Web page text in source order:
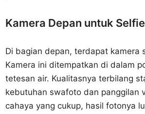
Kamera Depan untuk Selfie
Di bagian depan, terdapat kamera
Kamera ini ditempatkan di dalam
tetesan air. Kualitasnya terbilang
kebutuhan swafoto dan panggilan
cahaya yang cukup, hasil fotonya